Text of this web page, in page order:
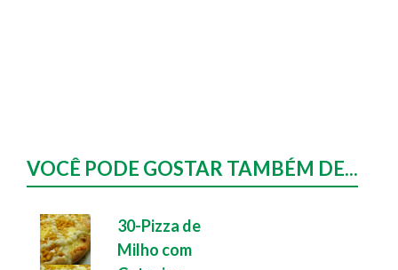
VOCÊ PODE GOSTAR TAMBÉM DE...
30-Pizza de
Milho com